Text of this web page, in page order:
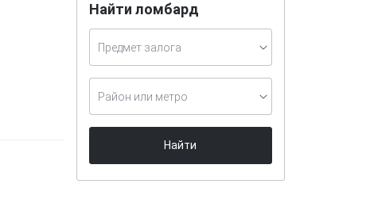
Найти ломбард
Предмет залога
Район или метро
Найти